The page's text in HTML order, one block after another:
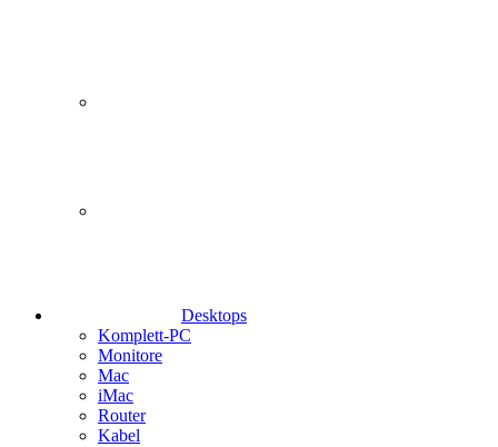
Desktops
Komplett-PC
Monitore
Mac
iMac
Router
Kabel